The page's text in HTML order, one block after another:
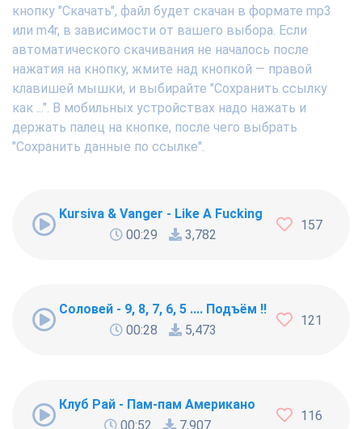
кнопку "Скачать", файл будет скачан в формате mp3
или m4r, в зависимости от вашего выбора. Если
автоматического скачивания не началось после
нажатия на кнопку, жмите над кнопкой — правой
клавишей мышки, и выбирайте "Сохранить ссылку
как ...". В мобильных устройствах надо нажать и
держать палец на кнопке, после чего выбрать
"Сохранить данные по ссылке".
Kursiva & Vanger - Like A Fucking Newbie
00:29
3,782
157
Соловей - 9, 8, 7, 6, 5 .... Подъём !!!
00:28
5,473
121
Клуб Рай - Пам-пам Американо
00:52
7,907
116